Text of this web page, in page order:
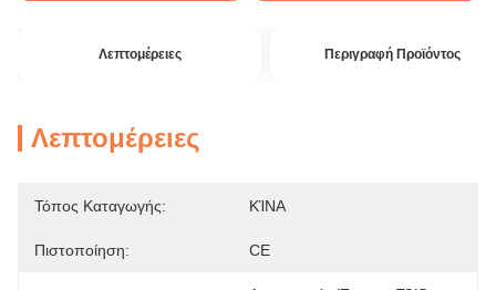
Λεπτομέρειες Περιγραφή Προϊόντος
Λεπτομέρειες
Τόπος Καταγωγής: ΚΊΝΑ
Πιστοποίηση: CE